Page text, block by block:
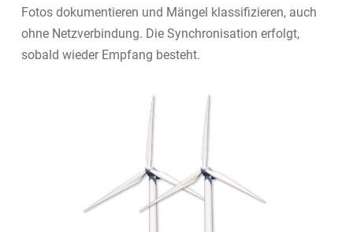
Fotos dokumentieren und Mängel klassifizieren, auch
ohne Netzverbindung. Die Synchronisation erfolgt,
sobald wieder Empfang besteht.